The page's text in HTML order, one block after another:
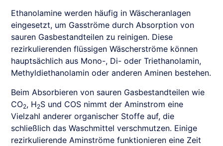
Ethanolamine werden häufig in Wäscheranlagen
eingesetzt, um Gasströme durch Absorption von
sauren Gasbestandteilen zu reinigen. Diese
rezirkulierenden flüssigen Wäscherströme können
hauptsächlich aus Mono-, Di- oder Triethanolamin,
Methyldiethanolamin oder anderen Aminen bestehen.
Beim Absorbieren von sauren Gasbestandteilen wie
CO2, H2S und COS nimmt der Aminstrom eine
Vielzahl anderer organischer Stoffe auf, die
schließlich das Waschmittel verschmutzen. Einige
rezirkulierende Aminströme funktionieren eine Zeit